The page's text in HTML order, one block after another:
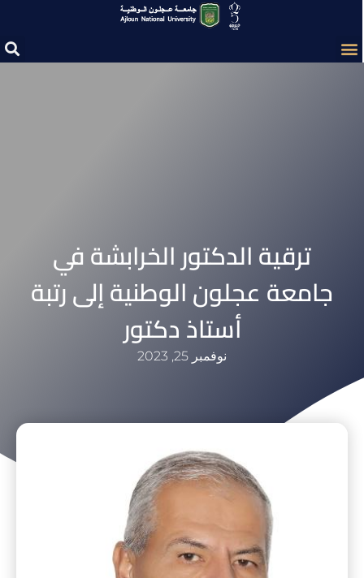
ترقية الدكتور الخرابشة في
جامعة عجلون الوطنية إلى رتبة
أستاذ دكتور
نوفمبر 25, 2023